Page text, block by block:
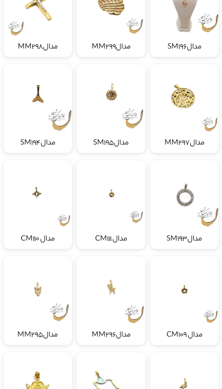
مدالSM196 مدالMM299 مدالMM298
مدالMM297 مدالSM195 مدالSM194
مدالSM193 مدال CM111 مدال CM110
مدال CM109 مدالMM296 مدالMM295